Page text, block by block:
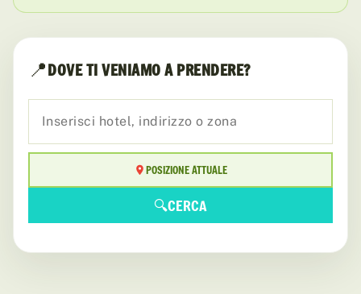
📍DOVE TI VENIAMO A PRENDERE?
POSIZIONE ATTUALE
🔍CERCA